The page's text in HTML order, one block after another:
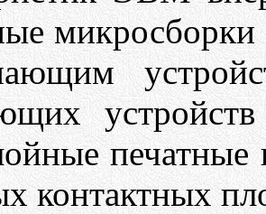
микросборки
печатные
контактных